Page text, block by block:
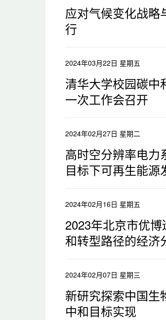
应对气候变化战略
行
2024年03月22日 星期五
清华大学校园碳中
一次工作会召开
2024年02月27日 星期二
高时空分辨率电力
目标下可再生能源
2024年02月16日 星期五
2023年北京市优
和转型路径的经济
2024年02月07日 星期三
新研究探索中国生
中和目标实现